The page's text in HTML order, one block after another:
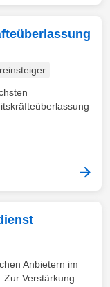
Anbietern im
Verstärkung ...